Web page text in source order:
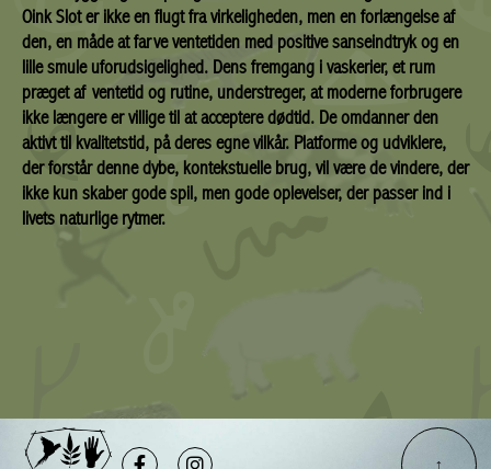
Oink Slot er ikke en flugt fra virkeligheden, men en forlængelse af
den, en måde at farve ventetiden med positive sanseindtryk og en
lille smule uforudsigelighed. Dens fremgang i vaskerier, et rum
præget af ventetid og rutine, understreger, at moderne forbrugere
ikke længere er villige til at acceptere dødtid. De omdanner den
aktivt til kvalitetstid, på deres egne vilkår. Platforme og udviklere,
der forstår denne dybe, kontekstuelle brug, vil være de vindere, der
ikke kun skaber gode spil, men gode oplevelser, der passer ind i
livets naturlige rytmer.
Facebook-Instagram